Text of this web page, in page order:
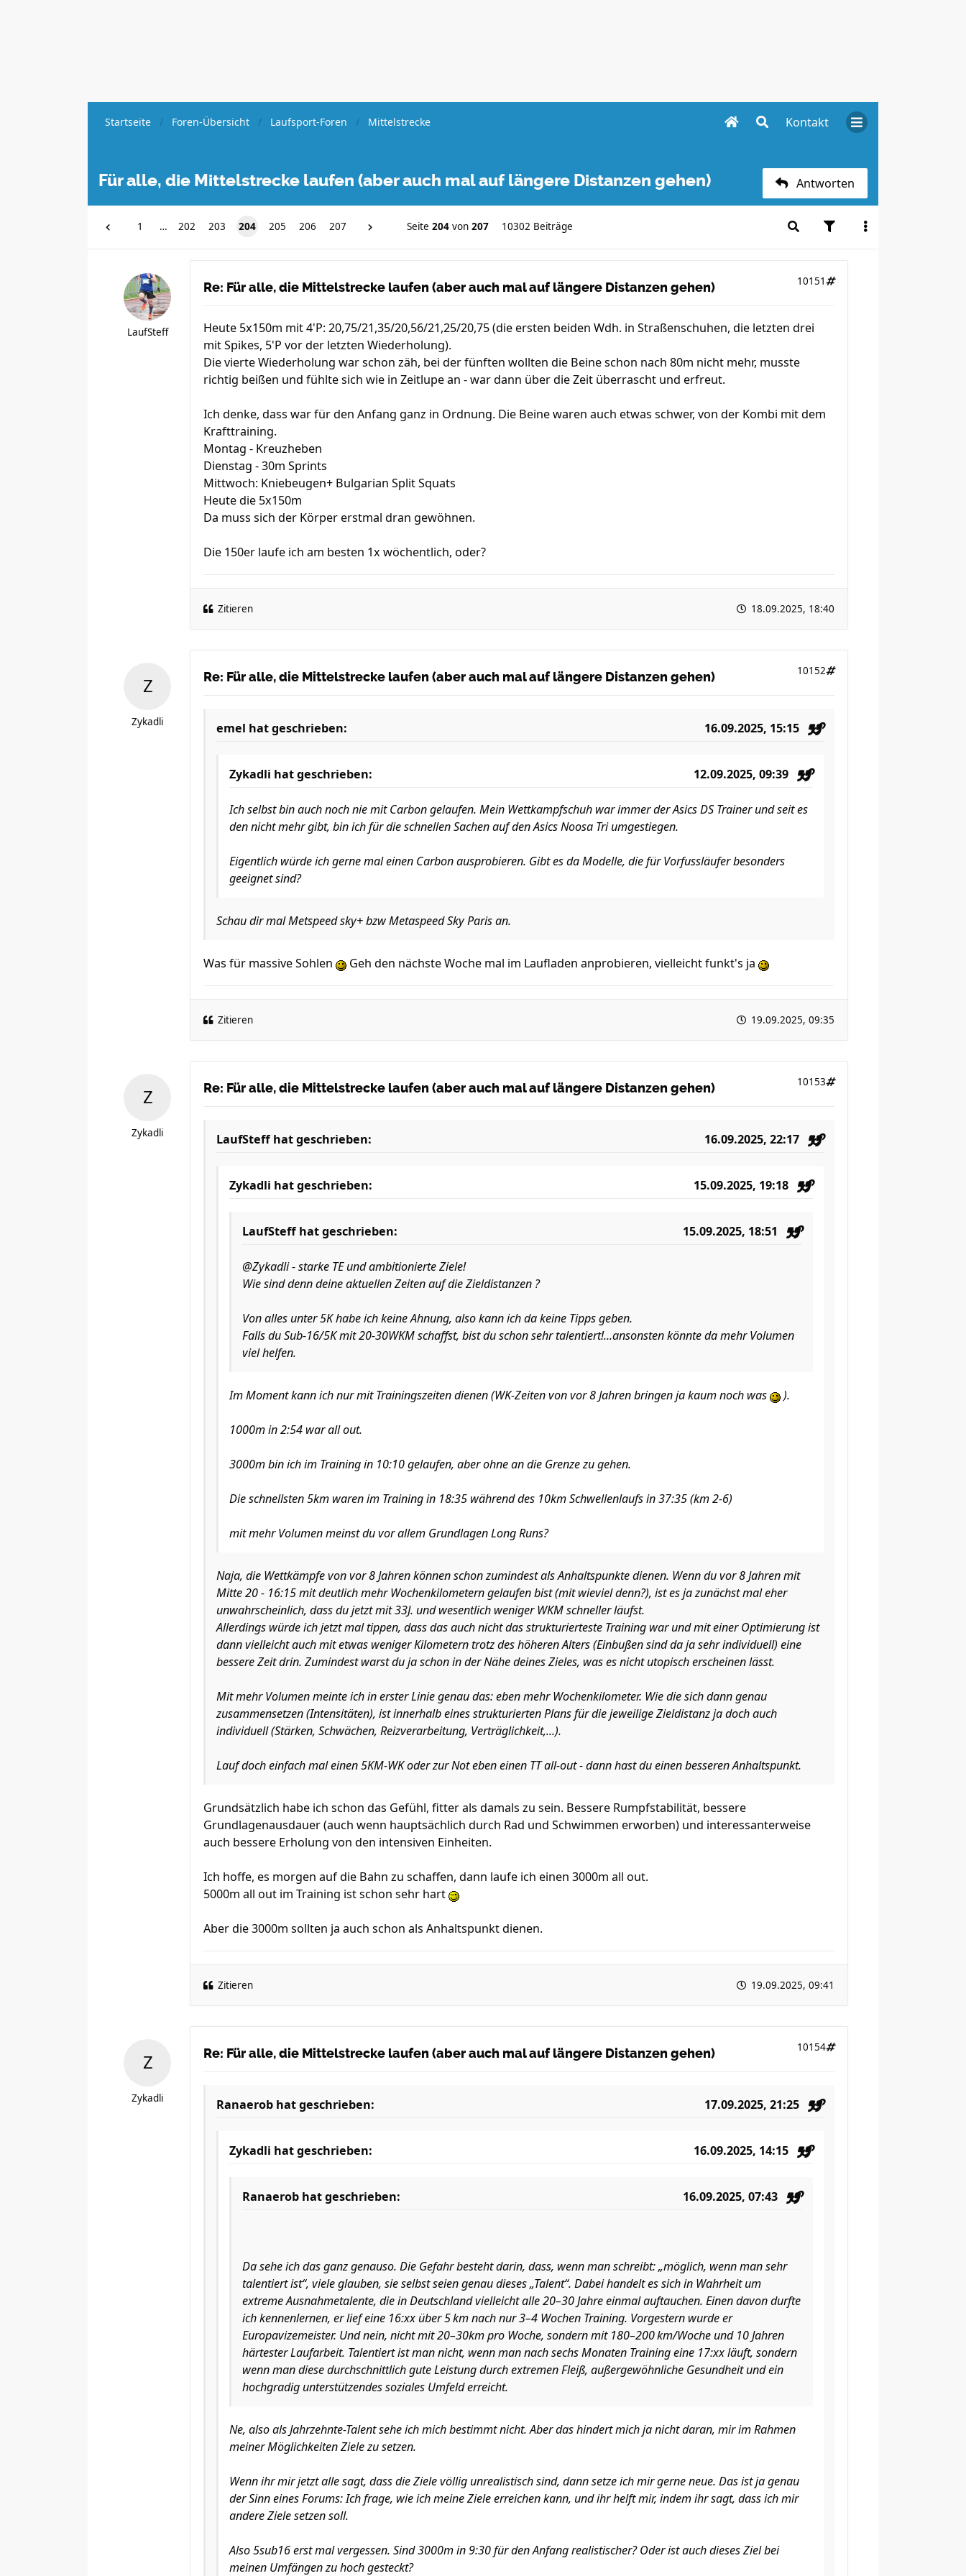
Kontakt
Startseite Foren-Übersicht Laufsport-Foren Mittelstrecke
Für alle, die Mittelstrecke laufen (aber auch mal auf längere Distanzen gehen) Antworten
1 … 202 203 204 205 206 207 Seite 204 von 207 10302 Beiträge
LaufSteff
Re: Für alle, die Mittelstrecke laufen (aber auch mal auf längere Distanzen gehen) 10151
Heute 5x150m mit 4'P: 20,75/21,35/20,56/21,25/20,75 (die ersten beiden Wdh. in Straßenschuhen, die letzten drei
mit Spikes, 5'P vor der letzten Wiederholung).
Die vierte Wiederholung war schon zäh, bei der fünften wollten die Beine schon nach 80m nicht mehr, musste
richtig beißen und fühlte sich wie in Zeitlupe an - war dann über die Zeit überrascht und erfreut.
Ich denke, dass war für den Anfang ganz in Ordnung. Die Beine waren auch etwas schwer, von der Kombi mit dem
Krafttraining.
Montag - Kreuzheben
Dienstag - 30m Sprints
Mittwoch: Kniebeugen+ Bulgarian Split Squats
Heute die 5x150m
Da muss sich der Körper erstmal dran gewöhnen.
Die 150er laufe ich am besten 1x wöchentlich, oder?
Zitieren 18.09.2025, 18:40
Zykadli
Re: Für alle, die Mittelstrecke laufen (aber auch mal auf längere Distanzen gehen) 10152
emel hat geschrieben: 16.09.2025, 15:15
Zykadli hat geschrieben: 12.09.2025, 09:39
Ich selbst bin auch noch nie mit Carbon gelaufen. Mein Wettkampfschuh war immer der Asics DS Trainer und seit es
den nicht mehr gibt, bin ich für die schnellen Sachen auf den Asics Noosa Tri umgestiegen.
Eigentlich würde ich gerne mal einen Carbon ausprobieren. Gibt es da Modelle, die für Vorfussläufer besonders
geeignet sind?
Schau dir mal Metspeed sky+ bzw Metaspeed Sky Paris an.
Was für massive Sohlen Geh den nächste Woche mal im Laufladen anprobieren, vielleicht funkt's ja
Zitieren 19.09.2025, 09:35
Zykadli
Re: Für alle, die Mittelstrecke laufen (aber auch mal auf längere Distanzen gehen) 10153
LaufSteffhat geschrieben: 16.09.2025, 22:17
Zykadli hat geschrieben: 15.09.2025, 19:18
LaufSteffhat geschrieben: 15.09.2025, 18:51
@Zykadli - starke TE und ambitionierte Ziele!
Wie sind denn deine aktuellen Zeiten auf die Zieldistanzen ?
Von alles unter 5K habe ich keine Ahnung, also kann ich da keine Tipps geben.
Falls du Sub-16/5K mit 20-30WKM schaffst, bist du schon sehr talentiert!...ansonsten könnte da mehr Volumen
viel helfen.
Im Moment kann ich nur mit Trainingszeiten dienen (WK-Zeiten von vor 8 Jahren bringen ja kaum noch was ).
1000m in 2:54 war all out.
3000m bin ich im Training in 10:10 gelaufen, aber ohne an die Grenze zu gehen.
Die schnellsten 5km waren im Training in 18:35 während des 10km Schwellenlaufs in 37:35 (km 2-6)
mit mehr Volumen meinst du vor allem Grundlagen Long Runs?
Naja, die Wettkämpfe von vor 8 Jahren können schon zumindest als Anhaltspunkte dienen. Wenn du vor 8 Jahren mit
Mitte 20 - 16:15 mit deutlich mehr Wochenkilometern gelaufen bist (mit wieviel denn?), ist es ja zunächst mal eher
unwahrscheinlich, dass du jetzt mit 33J. und wesentlich weniger WKM schneller läufst.
Allerdings würde ich jetzt mal tippen, dass das auch nicht das strukturierteste Training war und mit einer Optimierung ist
dann vielleicht auch mit etwas weniger Kilometern trotz des höheren Alters (Einbußen sind da ja sehr individuell) eine
bessere Zeit drin. Zumindest warst du ja schon in der Nähe deines Zieles, was es nicht utopisch erscheinen lässt.
Mit mehr Volumen meinte ich in erster Linie genau das: eben mehr Wochenkilometer. Wie die sich dann genau
zusammensetzen (Intensitäten), ist innerhalb eines strukturierten Plans für die jeweilige Zieldistanz ja doch auch
individuell (Stärken, Schwächen, Reizverarbeitung, Verträglichkeit,...).
Lauf doch einfach mal einen 5KM-WK oder zur Not eben einen TT all-out - dann hast du einen besseren Anhaltspunkt.
Grundsätzlich habe ich schon das Gefühl, fitter als damals zu sein. Bessere Rumpfstabilität, bessere
Grundlagenausdauer (auch wenn hauptsächlich durch Rad und Schwimmen erworben) und interessanterweise
auch bessere Erholung von den intensiven Einheiten.
Ich hoffe, es morgen auf die Bahn zu schaffen, dann laufe ich einen 3000m all out.
5000m all out im Training ist schon sehr hart
Aber die 3000m sollten ja auch schon als Anhaltspunkt dienen.
Zitieren 19.09.2025, 09:41
Zykadli
Re: Für alle, die Mittelstrecke laufen (aber auch mal auf längere Distanzen gehen) 10154
Ranaerob hat geschrieben: 17.09.2025, 21:25
Zykadli hat geschrieben: 16.09.2025, 14:15
Ranaerob hat geschrieben: 16.09.2025, 07:43
Da sehe ich das ganz genauso. Die Gefahr besteht darin, dass, wenn man schreibt: „möglich, wenn man sehr
talentiert ist“, viele glauben, sie selbst seien genau dieses „Talent“. Dabei handelt es sich in Wahrheit um
extreme Ausnahmetalente, die in Deutschland vielleicht alle 20–30 Jahre einmal auftauchen. Einen davon durfte
ich kennenlernen, er lief eine 16:xx über 5 km nach nur 3–4 Wochen Training. Vorgestern wurde er
Europavizemeister. Und nein, nicht mit 20–30km pro Woche, sondern mit 180–200 km/Woche und 10 Jahren
härtester Laufarbeit. Talentiert ist man nicht, wenn man nach sechs Monaten Training eine 17:xx läuft, sondern
wenn man diese durchschnittlich gute Leistung durch extremen Fleiß, außergewöhnliche Gesundheit und ein
hochgradig unterstützendes soziales Umfeld erreicht.
Ne, also als Jahrzehnte-Talent sehe ich mich bestimmt nicht. Aber das hindert mich ja nicht daran, mir im Rahmen
meiner Möglichkeiten Ziele zu setzen.
Wenn ihr mir jetzt alle sagt, dass die Ziele völlig unrealistisch sind, dann setze ich mir gerne neue. Das ist ja genau
der Sinn eines Forums: Ich frage, wie ich meine Ziele erreichen kann, und ihr helft mir, indem ihr sagt, dass ich mir
andere Ziele setzen soll.
Also 5sub16 erst mal vergessen. Sind 3000m in 9:30 für den Anfang realistischer? Oder ist auch dieses Ziel bei
meinen Umfängen zu hoch gesteckt?